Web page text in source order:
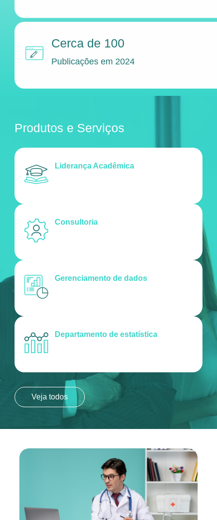
Cerca de 100
Publicações em 2024
Produtos e Serviços
Liderança Acadêmica
Consultoria
Gerenciamento de dados
Departamento de estatística
Veja todos